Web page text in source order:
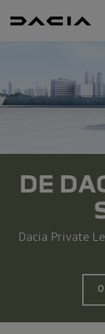
DE
Dacia Private